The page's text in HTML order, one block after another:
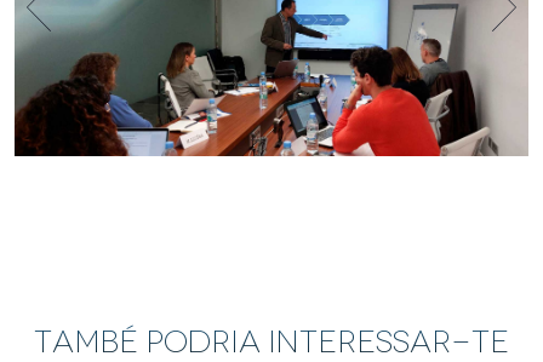
consentiment de la Declaració de galetes en qualsevol
moment.
Utilitzem galetes per personalitzar el contingut i els
anuncis, oferir funcions de mitjans socials i analitzar el
trànsit del lloc. També compartim la informació sobre
També podria interessar-te